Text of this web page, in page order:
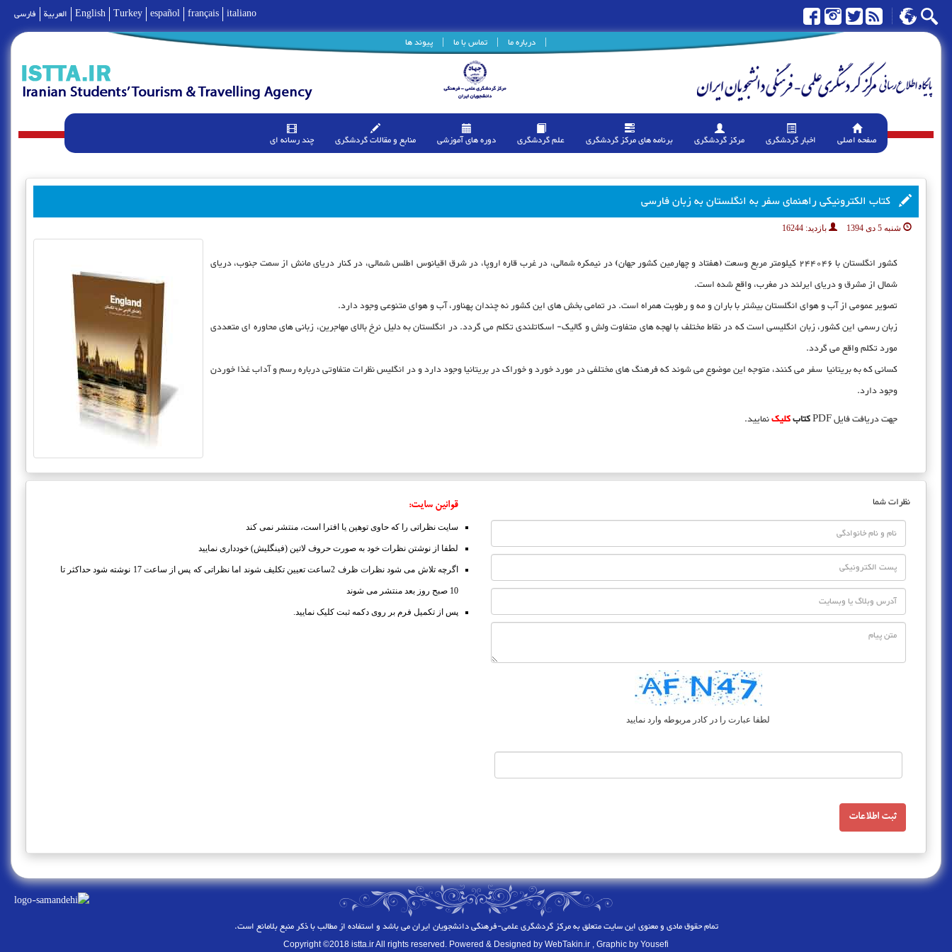
فارسی العربية English Turkey español français italiano
درباره ما
| تماس با ما | پیوند ها |
صفحه اصلی اخبار گردشگری مرکز گردشگری برنامه های مرکز گردشگری علم گردشگری دوره های آموزشی منابع و مقالات گردشگری چند رسانه ای
کتاب الکترونیکی راهنمای سفر به انگلستان به زبان فارسی
شنبه 5 دی 1394 بازدید: 16244
کشور انگلستان با 244046 کیلومتر مربع وسعت (هفتاد و چهارمین کشور جهان) در نیمکره شمالی، در غرب قاره اروپا، در شرق اقیانوس اطلس شمالی، در کنار دریای مانش از سمت جنوب، دریای
شمال از مشرق و دریای ایرلند در مغرب، واقع شده است.
تصویر عمومی از آب و هوای انگلستان بیشتر با باران و مه و رطوبت همراه است. در تمامی بخش های این کشور نه چندان پهناور، آب و هوای متنوعی وجود دارد.
زبان رسمی این کشور، زبان انگلیسی است که در نقاط مختلف با لهجه های متفاوت ولش و گالیک- اسکاتلندی تکلم می گردد. در انگلستان به دلیل نرخ بالای مهاجرین، زبانی های محاوره ای متعددی
مورد تکلم واقع می گردد.
کسانی که به بریتانیا سفر می کنند، متوجه این موضوع می شوند که فرهنگ های مختلفی در مورد خورد و خوراک در بریتانیا وجود دارد و در انگلیس نظرات متفاوتی درباره رسم و آداب غذا خوردن
وجود دارد.
جهت دریافت فایل PDF
کتابکلیکنمایید.
نظرات شما
لطفا عبارت را در کادر مربوطه وارد نمایید
قوانین سایت:
سایت نظراتی را که حاوی توهین یا افترا است، منتشر نمی کند
لطفا از نوشتن نظرات خود به صورت حروف لاتین (فینگلیش) خودداری نمایید
اگرچه تلاش می شود نظرات ظرف 2ساعت تعیین تکلیف شوند اما نظراتی که پس از ساعت 17 نوشته شود حداکثر تا
10 صبح روز بعد منتشر می شوند
پس از تکمیل فرم بر روی دکمه ثبت کلیک نمایید.
تمام حقوق مادی و معنوی این سایت متعلق بهمرکز گردشگری علمی-فرهنگی دانشجویان ایرانمی باشد و استفاده از مطالب با ذکر منبع بلامانع است.
Copyright ©2018 istta.ir All rights reserved. Powered & Designed by WebTakin.ir , Graphic by Yousefi